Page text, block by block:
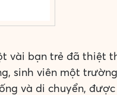
vài bạn trẻ đã thiệt
sinh viên một
và di chuyển,